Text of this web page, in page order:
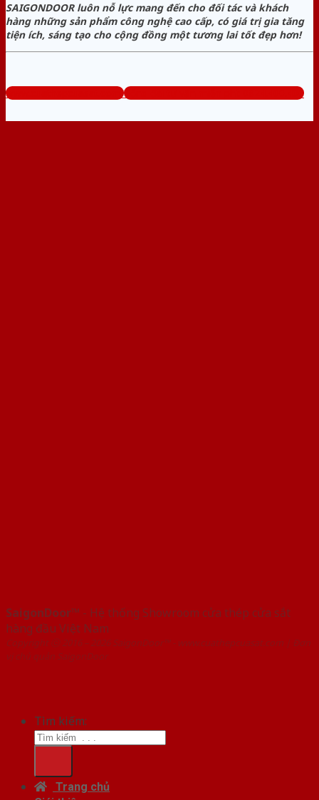
SAIGONDOOR luôn nỗ lực mang đến cho đối tác và khách
hàng những sản phẩm công nghệ cao cấp, có giá trị gia tăng
tiện ích, sáng tạo cho cộng đồng một tương lai tốt đẹp hơn!
www.cuathepcuasat.com Tổng đài tư vấn miễn phí: 0824.400.400
SaigonDoor™ - Hệ thống Showroom cửa thép cửa sắt
hàng đầu Việt Nam
Copyright ⓒ 2016 – 2026 SaigonDoor™ - www.cuathepcuasat.com | Đơn
vị chủ quản SaigonDoor
Tìm kiếm:
Trang chủ